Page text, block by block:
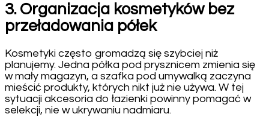
3. Organizacja kosmetyków bez
przeładowania półek
Kosmetyki często gromadzą się szybciej niż
planujemy. Jedna półka pod prysznicem zmienia się
w mały magazyn, a szafka pod umywalką zaczyna
mieścić produkty, których nikt już nie używa. W tej
sytuacji akcesoria do łazienki powinny pomagać w
selekcji, nie w ukrywaniu nadmiaru.